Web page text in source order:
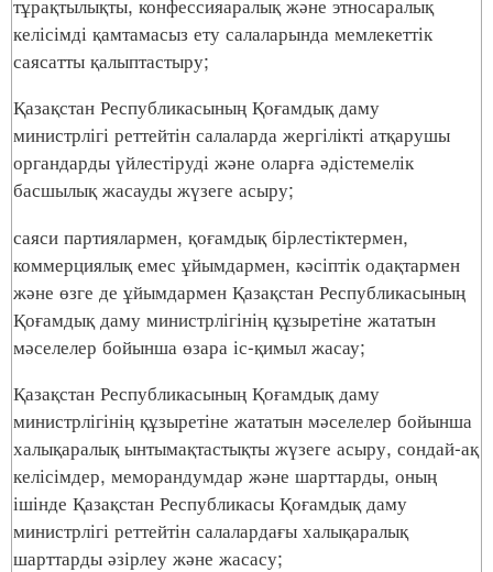
келісімді қамтамасыз ету салаларында мемлекеттік
саясатты қалыптастыру;
Қазақстан Республикасының Қоғамдық даму
министрлігі реттейтін салаларда жергілікті атқарушы
органдарды үйлестіруді және оларға әдістемелік
басшылық жасауды жүзеге асыру;
саяси партиялармен, қоғамдық бірлестіктермен,
коммерциялық емес ұйымдармен, кәсіптік одақтармен
және өзге де ұйымдармен Қазақстан Республикасының
Қоғамдық даму министрлігінің құзыретіне жататын
мәселелер бойынша өзара іс-қимыл жасау;
Қазақстан Республикасының Қоғамдық даму
министрлігінің құзыретіне жататын мәселелер бойынша
халықаралық ынтымақтастықты жүзеге асыру, сондай-ақ
келісімдер, меморандумдар және шарттарды, оның
ішінде Қазақстан Республикасы Қоғамдық даму
министрлігі реттейтін салалардағы халықаралық
шарттарды әзірлеу және жасасу;